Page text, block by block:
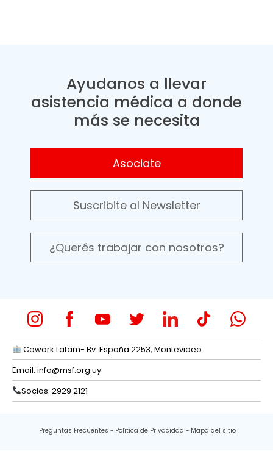
Ayudanos a llevar
asistencia médica a donde
más se necesita
Asociate
Suscribite al Newsletter
¿Querés trabajar con nosotros?
Cowork Latam- Bv. España 2253, Montevideo
Email: info@msf.org.uy
Socios: 2929 2121
Preguntas Frecuentes Política de Privacidad Mapa del sitio